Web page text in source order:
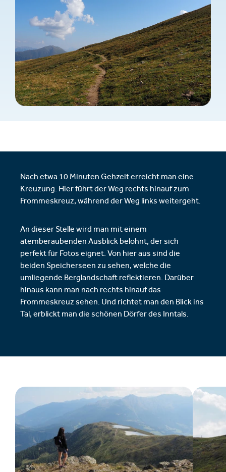
Nach etwa 10 Minuten Gehzeit erreicht man eine
Kreuzung. Hier führt der Weg rechts hinauf zum
Frommeskreuz, während der Weg links weitergeht.
An dieser Stelle wird man mit einem
atemberaubenden Ausblick belohnt, der sich
perfekt für Fotos eignet. Von hier aus sind die
beiden Speicherseen zu sehen, welche die
umliegende Berglandschaft reflektieren. Darüber
hinaus kann man nach rechts hinauf das
Frommeskreuz sehen. Und richtet man den Blick ins
Tal, erblickt man die schönen Dörfer des Inntals.